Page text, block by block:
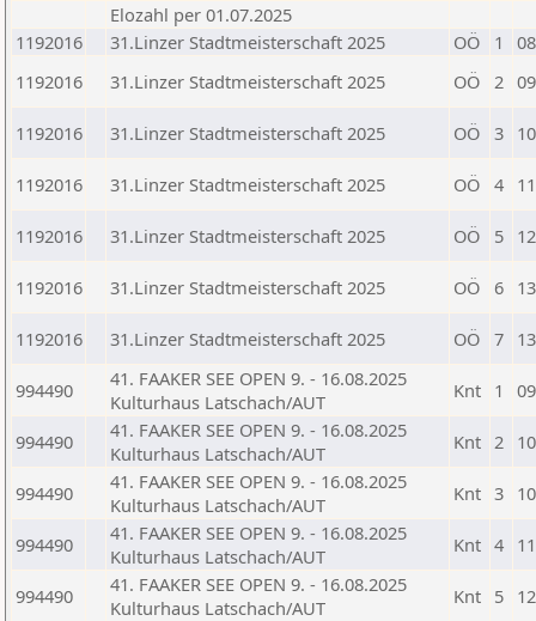
Elozahl per 01.07.2025
1192016
31.Linzer Stadtmeisterschaft 2025 OÖ 1
1192016
31.Linzer Stadtmeisterschaft 2025 OÖ 2
1192016 31.Linzer Stadtmeisterschaft 2025 OÖ 3
1192016 31.Linzer Stadtmeisterschaft 2025 OÖ 4
1192016 31.Linzer Stadtmeisterschaft 2025 OÖ 5
1192016 31.Linzer Stadtmeisterschaft 2025 OÖ 6
1192016 31.Linzer Stadtmeisterschaft 2025 OÖ 7
994490
41. FAAKER SEE OPEN 9. - 16.08.2025
Kulturhaus Latschach/AUT
Knt 1
994490
41. FAAKER SEE OPEN 9. - 16.08.2025
Kulturhaus Latschach/AUT
Knt 2
994490
41. FAAKER SEE OPEN 9. - 16.08.2025
Kulturhaus Latschach/AUT
Knt 3
994490
41. FAAKER SEE OPEN 9. - 16.08.2025
Kulturhaus Latschach/AUT
Knt 4
994490
41. FAAKER SEE OPEN 9. - 16.08.2025
Kulturhaus Latschach/AUT
Knt 5